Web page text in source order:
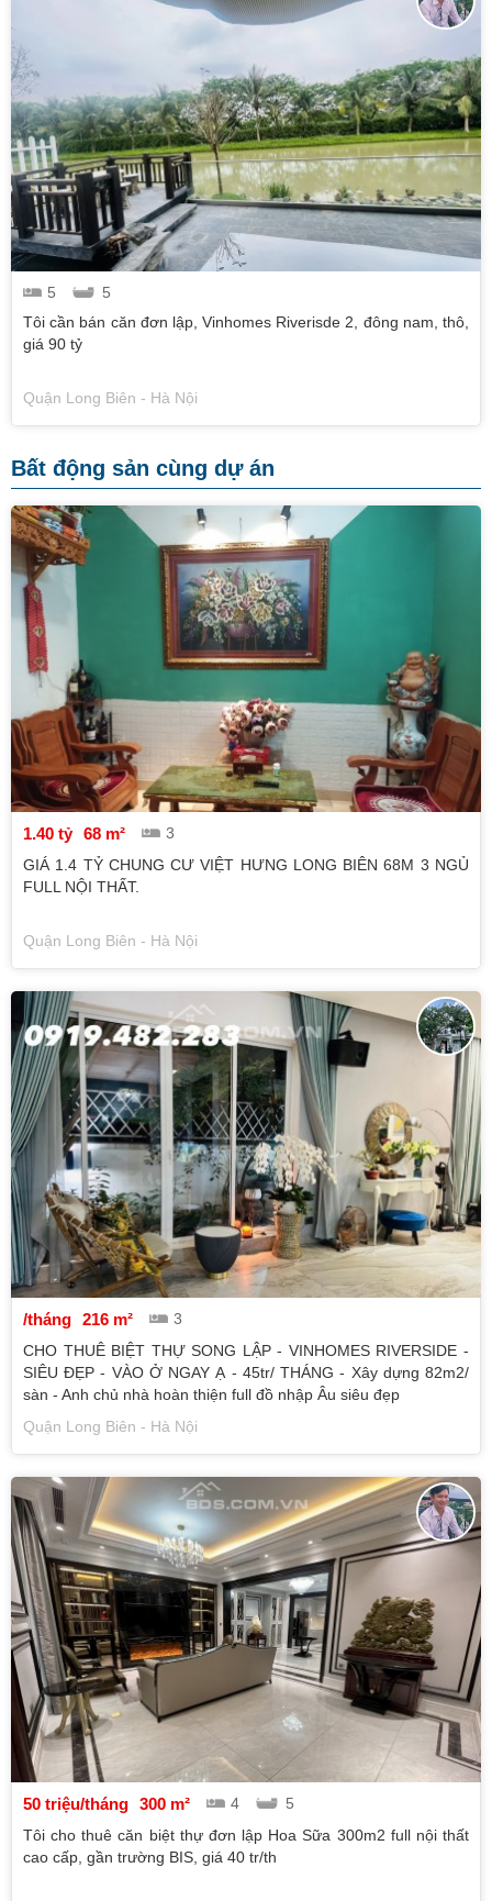
5
5
Tôi cần bán căn đơn lập, Vinhomes Riverisde 2, đông nam, thô,
giá 90 tỷ
Quận Long Biên - Hà Nội
Bất động sản cùng dự án
1.40 tỷ 68 m²
3
GIÁ 1.4 TỶ CHUNG CƯ VIỆT HƯNG LONG BIÊN 68M 3 NGỦ
FULL NỘI THẤT.
Quận Long Biên - Hà Nội
/tháng 216 m²
3
CHO THUÊ BIỆT THỰ SONG LẬP - VINHOMES RIVERSIDE -
SIÊU ĐẸP - VÀO Ở NGAY Ạ - 45tr/ THÁNG - Xây dựng 82m2/
sàn - Anh chủ nhà hoàn thiện full đồ nhập Âu siêu đẹp
Quận Long Biên - Hà Nội
50 triệu/tháng 300 m² 4
5
Tôi cho thuê căn biệt thự đơn lập Hoa Sữa 300m2 full nội thất
cao cấp, gần trường BIS, giá 40 tr/th